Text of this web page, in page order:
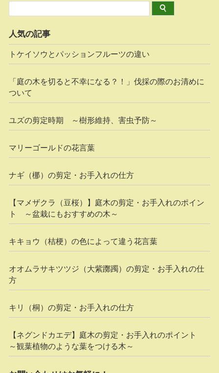
人気の記事
トケイソウとパッションフルーツの違い
「庭の木を切ると不幸になる？！」伐採の際のお清めに
ついて
ユズの剪定時期 ～樹形維持、害虫予防～
マリーゴールドの花言葉
ナギ（梛）の剪定・お手入れの仕方
【マメザクラ（豆桜）】庭木の剪定・お手入れのポイン
ト ～盆栽にもおすすめの木～
キキョウ（桔梗）の色によって違う花言葉
オオムラサキツツジ（大紫躑躅）の剪定・お手入れの仕
方
キリ（桐）の剪定・お手入れの仕方
【ネグンドカエデ】庭木の剪定・お手入れのポイント
～観葉植物のような葉をつける木～